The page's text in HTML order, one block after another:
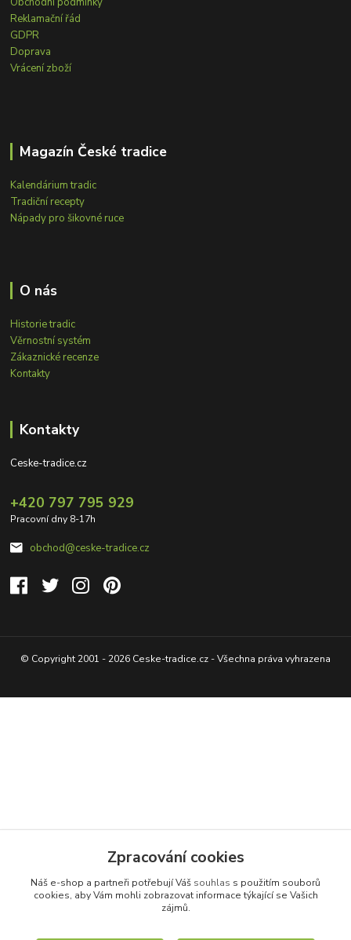
Reklamační řád
GDPR
Doprava
Vrácení zboží
Magazín České tradice
Kalendárium tradic
Tradiční recepty
Nápady pro šikovné ruce
O nás
Historie tradic
Věrnostní systém
Zákaznické recenze
Kontakty
Kontakty
Ceske-tradice.cz
+420 797 795 929
Pracovní dny 8-17h
obchod@ceske-tradice.cz
© Copyright 2001 - 2026 Ceske-tradice.cz - Všechna práva vyhrazena
Zpracování cookies
Náš e-shop a partneři potřebují Váš souhlas s použitím souborů
cookies, aby Vám mohli zobrazovat informace týkající se Vašich
zájmů.